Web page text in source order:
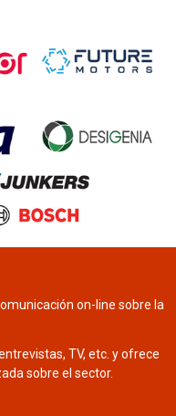
on-line sobre la
TV, etc. y ofrece
sobre el sector.